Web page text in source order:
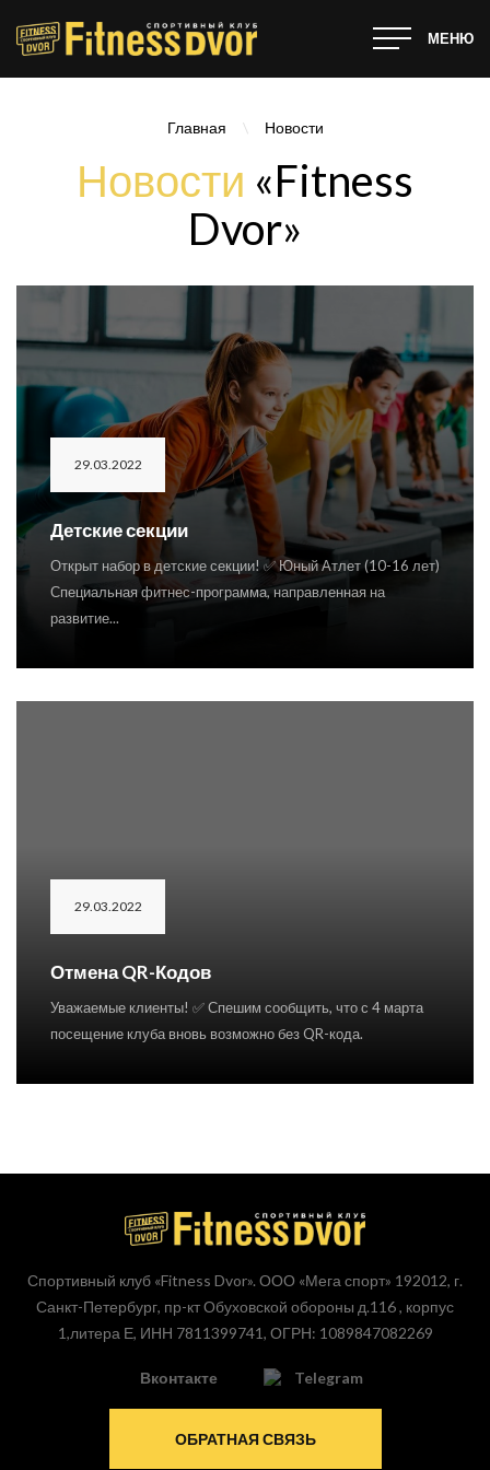
МЕНЮ
Главная \ Новости
Новости «Fitness
Dvor»
29.03.2022
Детские секции
Открыт набор в детские секции! ✅ Юный Атлет (10-16 лет)
Специальная фитнес-программа, направленная на
развитие...
29.03.2022
Отмена QR-Кодов
Уважаемые клиенты! ✅ Спешим сообщить, что с 4 марта
посещение клуба вновь возможно без QR-кода.
Спортивный клуб «Fitness Dvor». ООО «Мега спорт» 192012, г.
Санкт-Петербург, пр-кт Обуховской обороны д.116 , корпус
1,литера Е, ИНН 7811399741, ОГРН: 1089847082269
Вконтакте Telegram
ОБРАТНАЯ СВЯЗЬ